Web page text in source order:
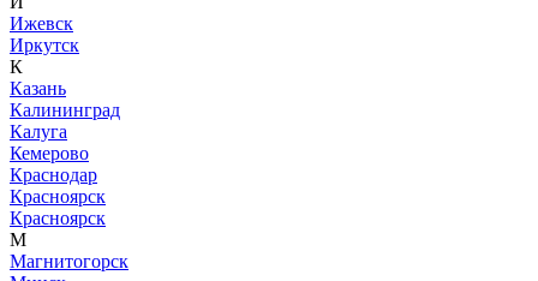
Ижевск
Иркутск
К
Казань
Калининград
Калуга
Кемерово
Краснодар
Красноярск
Красноярск
М
Магнитогорск